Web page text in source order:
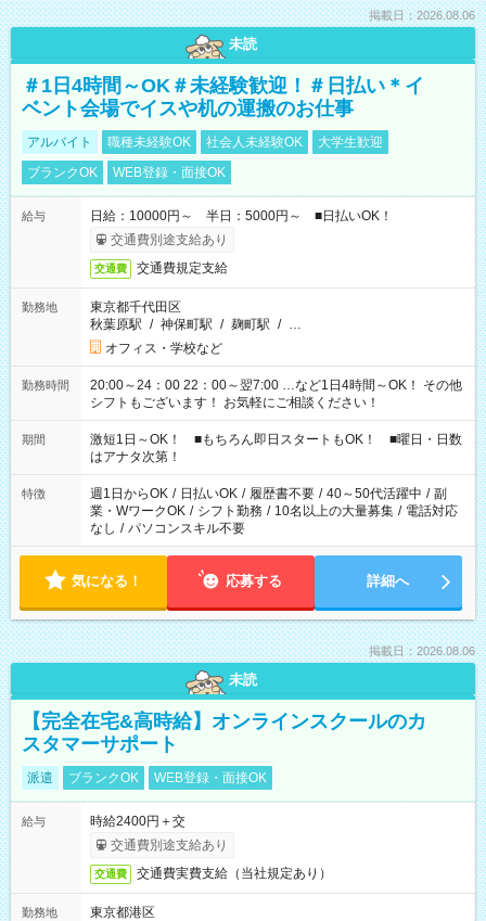
掲載日：2026.08.06
未読
＃1日4時間～OK＃未経験歓迎！＃日払い＊イ
ベント会場でイスや机の運搬のお仕事
アルバイト 職種未経験OK 社会人未経験OK
大学生歓迎
ブランクOK
WEB登録・面接OK
給与
日給：10000円～ 半日：5000円～ ■日払いOK！
交通費別途支給あり
交通費 交通費規定支給
勤務地
東京都千代田区
秋葉原駅 / 神保町駅 / 麹町駅 / …
オフィス・学校など
勤務時間
20:00～24：00 22：00～翌7:00 …など1日4時間～OK！ その他
シフトもございます！ お気軽にご相談ください！
期間
激短1日～OK！ ■もちろん即日スタートもOK！ ■曜日・日数
はアナタ次第！
特徴 週1日からOK / 日払いOK / 履歴書不要 / 40～50代活躍中 / 副
業・WワークOK / シフト勤務 / 10名以上の大量募集 / 電話対応
なし / パソコンスキル不要
気になる！ 応募する 詳細へ
掲載日：2026.08.06
未読
【完全在宅&高時給】オンラインスクールのカ
スタマーサポート
派遣 ブランクOK WEB登録・面接OK
給与
時給2400円＋交
交通費別途支給あり
交通費 交通費実費支給（当社規定あり）
勤務地
東京都港区